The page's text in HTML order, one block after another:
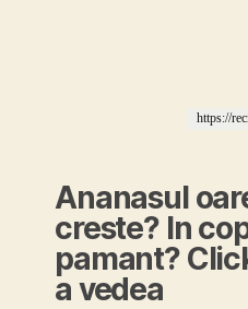
https://
good-
Ananasul
creste? In
pamant?
a vedea